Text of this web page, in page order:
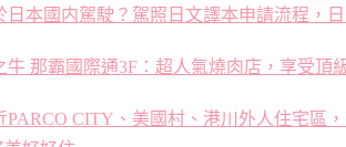
日本國内駕駛？駕照日文譯本申請流程，
牛 那霸國際通3F：超人氣燒肉店，享受頂
PARCO CITY、美國村、港川外人住宅區